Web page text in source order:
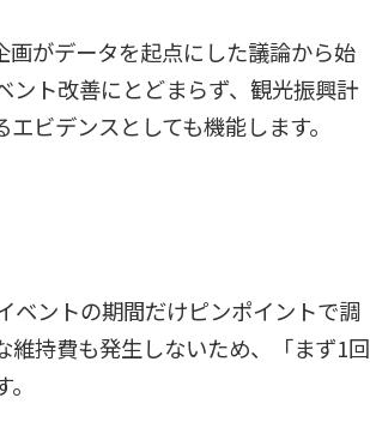
画がデータを起点にした議論から始
ント改善にとどまらず、観光振興計
ビデンスとしても機能します。
ベントの期間だけピンポイントで調
維持費も発生しないため、「まず1回